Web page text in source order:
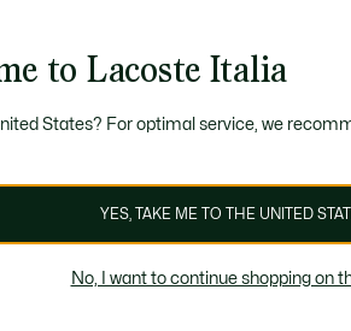
to Lacoste Italia
States? For optimal service, we
YES, TAKE ME TO THE UNITED
No, I want to continue shopping on